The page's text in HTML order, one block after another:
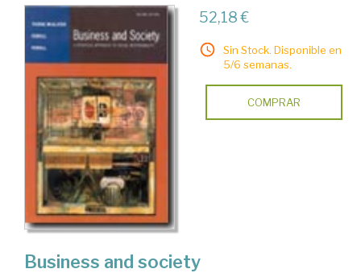
52,18 €
Sin Stock. Disponible en
5/6 semanas.
COMPRAR
Business and society